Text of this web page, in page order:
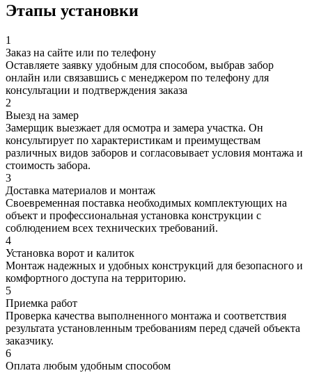
Этапы установки
1
Заказ на сайте или по телефону
Оставляете заявку удобным для способом, выбрав забор
онлайн или связавшись с менеджером по телефону для
консультации и подтверждения заказа
2
Выезд на замер
Замерщик выезжает для осмотра и замера участка. Он
консультирует по характеристикам и преимуществам
различных видов заборов и согласовывает условия монтажа и
стоимость забора.
3
Доставка материалов и монтаж
Своевременная поставка необходимых комплектующих на
объект и профессиональная установка конструкции с
соблюдением всех технических требований.
4
Установка ворот и калиток
Монтаж надежных и удобных конструкций для безопасного и
комфортного доступа на территорию.
5
Приемка работ
Проверка качества выполненного монтажа и соответствия
результата установленным требованиям перед сдачей объекта
заказчику.
6
Оплата любым удобным способом